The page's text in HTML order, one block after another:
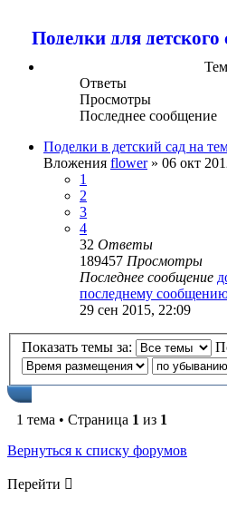
Поделки для детского
Ответы
Просмотры
Последнее сообщение
Поделки в детский сад на
Вложения flower» 06 окт
1
2
3
4
32 Ответы
189457 Просмотры
Последнее сообщение
последнему
29 сен 2015, 22:09
Показать темы за:
1 тема • Страница 1 из 1
Вернуться к списку форумов
Перейти